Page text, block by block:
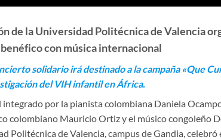
de la Universidad Politécnica de Valencia
con música internacional
solidario irá destinado a la campaña «Que
del VIH infantil en África.
por la pianista colombiana Daniela
colombiano Mauricio Ortiz y el músico congoleño
Politécnica de Valencia, campus de Gandia, celebró